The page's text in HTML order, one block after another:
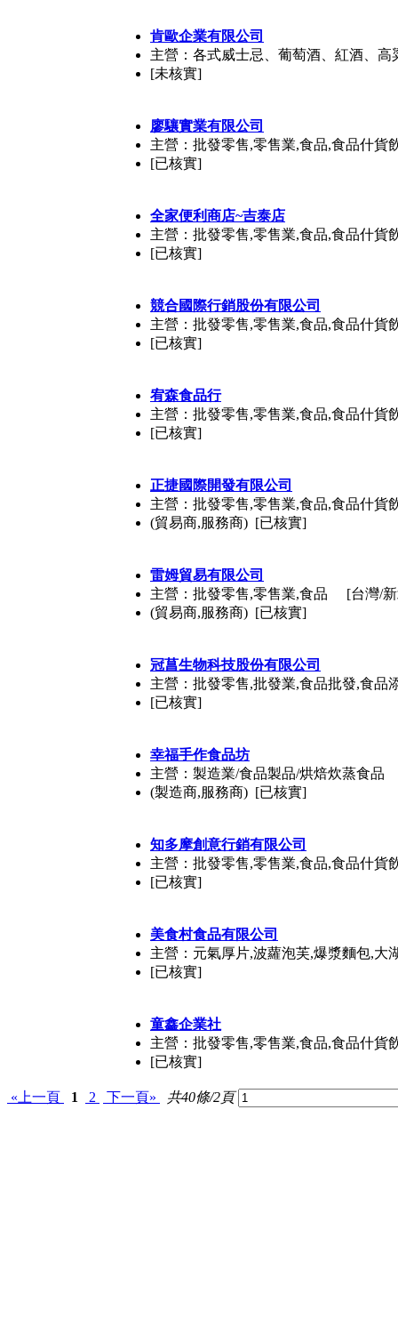
肯歐企業有限公司
主營：各式威士忌、葡萄酒、紅酒、
[未核實]
廖驤實業有限公司
主營：批發零售,零售業,食品,食品什貨
[已核實]
全家便利商店~吉泰店
主營：批發零售,零售業,食品,食品什貨
[已核實]
競合國際行銷股份有限公司
主營：批發零售,零售業,食品,食品什貨
[已核實]
宥森食品行
主營：批發零售,零售業,食品,食品什貨
[已核實]
正捷國際開發有限公司
主營：批發零售,零售業,食品,食品什貨
(貿易商,服務商) [已核實]
雷姆貿易有限公司
主營：批發零售,零售業,食品
(貿易商,服務商) [已核實]
[台灣/
冠菖生物科技股份有限公司
主營：批發零售,批發業,食品批發,食品
[已核實]
幸福手作食品坊
主營：製造業/食品製品/烘焙炊蒸食品
(製造商,服務商) [已核實]
知多摩創意行銷有限公司
主營：批發零售,零售業,食品,食品什貨
[已核實]
美食村食品有限公司
主營：元氣厚片,波蘿泡芙,爆漿麵包,大
[已核實]
童鑫企業社
主營：批發零售,零售業,食品,食品什貨
[已核實]
«上一頁 1 2 下一頁» 共40條/2頁